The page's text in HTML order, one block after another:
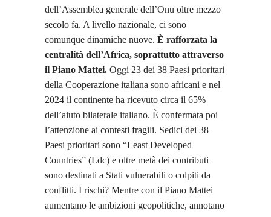
dell’Assemblea generale dell’Onu oltre mezzo
secolo fa. A livello nazionale, ci sono
comunque dinamiche nuove. È rafforzata la
centralità dell’Africa, soprattutto attraverso
il Piano Mattei. Oggi 23 dei 38 Paesi prioritari
della Cooperazione italiana sono africani e nel
2024 il continente ha ricevuto circa il 65%
dell’aiuto bilaterale italiano. È confermata poi
l’attenzione ai contesti fragili. Sedici dei 38
Paesi prioritari sono “Least Developed
Countries” (Ldc) e oltre metà dei contributi
sono destinati a Stati vulnerabili o colpiti da
conflitti. I rischi? Mentre con il Piano Mattei
aumentano le ambizioni geopolitiche, annotano